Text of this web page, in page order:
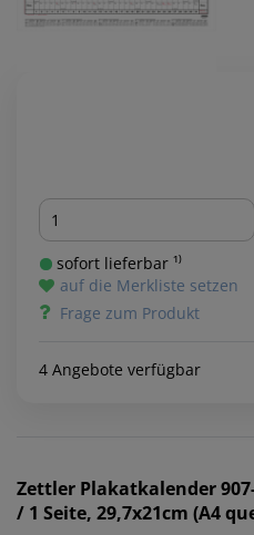
Menge
sofort lieferbar ¹⁾
auf die Merkliste setzen
Frage zum Produkt
4 Angebote verfügbar
Zettler Plakatkalender
/ 1 Seite, 29,7x21cm (A4